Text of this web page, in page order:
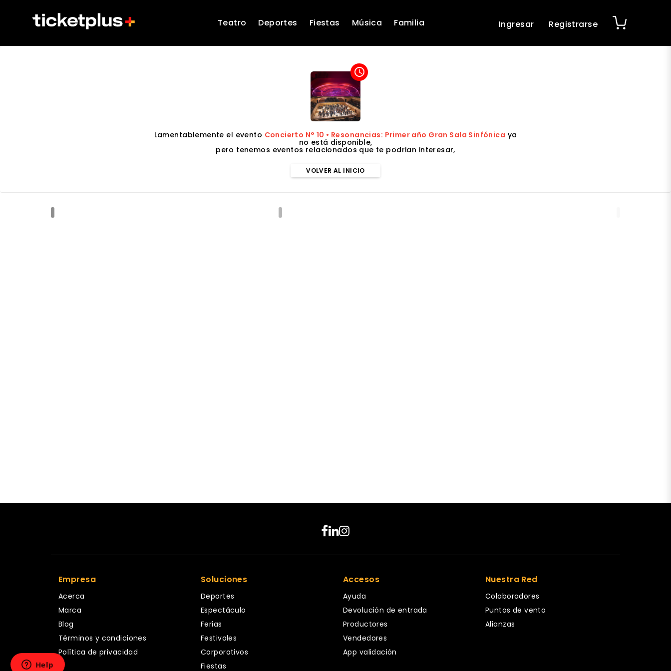
Teatro Deportes Fiestas Música Familia Ingresar Registrarse
access_time
Lamentablemente el evento Concierto N° 10 • Resonancias: Primer año Gran Sala Sinfónica ya
no está disponible,
pero tenemos eventos relacionados que te podrian interesar,
VOLVER AL INICIO
Empresa
Acerca
Marca
Blog
Términos y condiciones
Política de privacidad
Soluciones
Deportes
Espectáculo
Ferias
Festivales
Corporativos
Fiestas
Accesos
Ayuda
Devolución de entrada
Productores
Vendedores
App validación
Nuestra Red
Colaboradores
Puntos de venta
Alianzas